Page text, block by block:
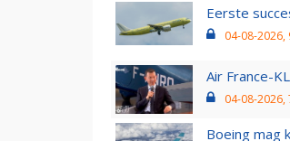
Eerste
04-08-2026,
Air France-
04-08-2026,
Boeing mag